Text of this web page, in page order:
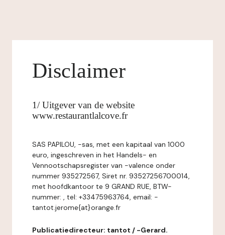
Disclaimer
1/ Uitgever van de website
www.restaurantlalcove.fr
SAS PAPILOU, -sas, met een kapitaal van 1000
euro, ingeschreven in het Handels- en
Vennootschapsregister van -valence onder
nummer 935272567, Siret nr. 93527256700014,
met hoofdkantoor te 9 GRAND RUE, BTW-
nummer: , tel: +33475963764, email: -
tantot.jerome{at}orange.fr
Publicatiedirecteur: tantot / -Gerard.